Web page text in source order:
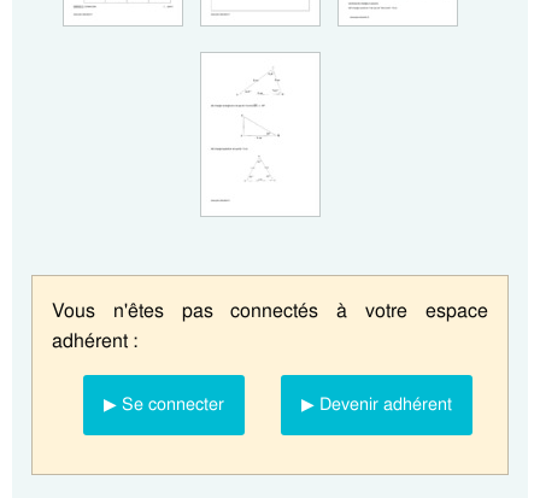
Vous n'êtes pas connectés à votre espace
adhérent :
▶ Se connecter ▶ Devenir adhérent